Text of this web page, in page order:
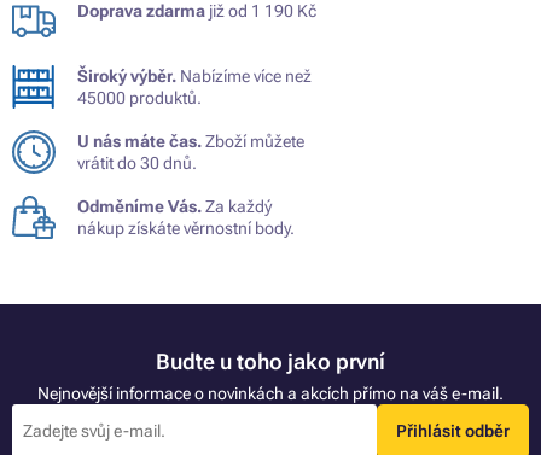
Doprava zdarma již od 1 190 Kč
Široký výběr. Nabízíme více než
45000 produktů.
U nás máte čas.Zboží můžete
vrátit do 30 dnů.
Odměníme Vás.Za každý
nákup získáte věrnostní body.
Buďte u toho jako první
Nejnovější informace o novinkách a akcích přímo na váš e-mail.
Přihlásit odběr